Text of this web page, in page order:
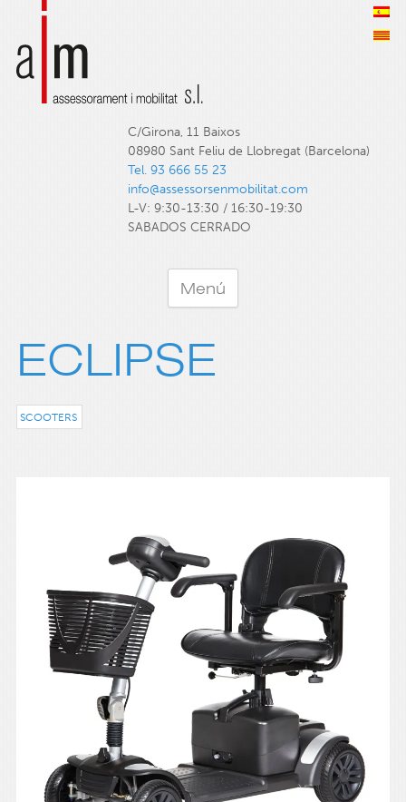
C/Girona, 11 Baixos
08980 Sant Feliu de Llobregat (Barcelona)
Tel. 93 666 55 23
info@assessorsenmobilitat.com
L-V: 9:30-13:30 / 16:30-19:30
SABADOS CERRADO
Menú
ECLIPSE
SCOOTERS